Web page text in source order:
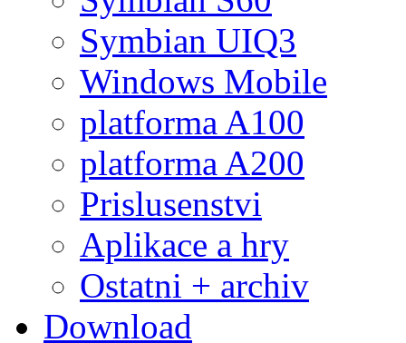
Symbian UIQ3
Windows Mobile
platforma A100
platforma A200
Prislusenstvi
Aplikace a hry
Ostatni + archiv
Download